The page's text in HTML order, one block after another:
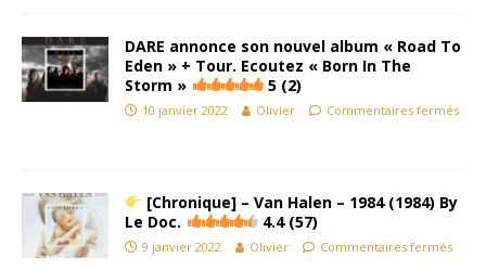
DARE annonce son nouvel album « Road To
Eden » + Tour. Ecoutez « Born In The
Storm »
5 (2)
10 janvier 2022 Olivier Commentaires fermés
[Chronique] – Van Halen – 1984 (1984) By
Le Doc.
4.4 (57)
9 janvier 2022 Olivier Commentaires fermés